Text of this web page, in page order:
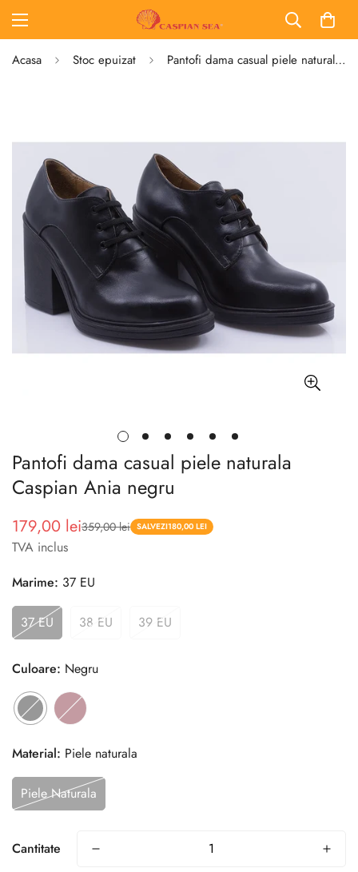
Acasa Stoc epuizat Pantofi dama casual piele naturala Caspian Ania negru
Pantofi dama casual piele naturala
Caspian Ania negru
Pret
redus
179,00 lei
Pret 359,00 lei SALVEZI180,00 LEI
TVA inclus
Marime: 37 EU
37 EU 38 EU 39 EU
Culoare: Negru
Material: Piele naturala
Piele Naturala
Cantitate